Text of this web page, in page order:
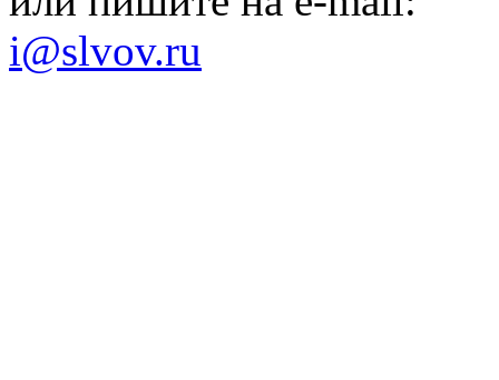
i@slvov.ru